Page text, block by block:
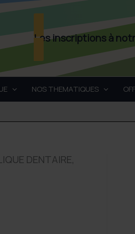
Les inscriptions à
NOS THEMATIQUES
DENTAIRE,